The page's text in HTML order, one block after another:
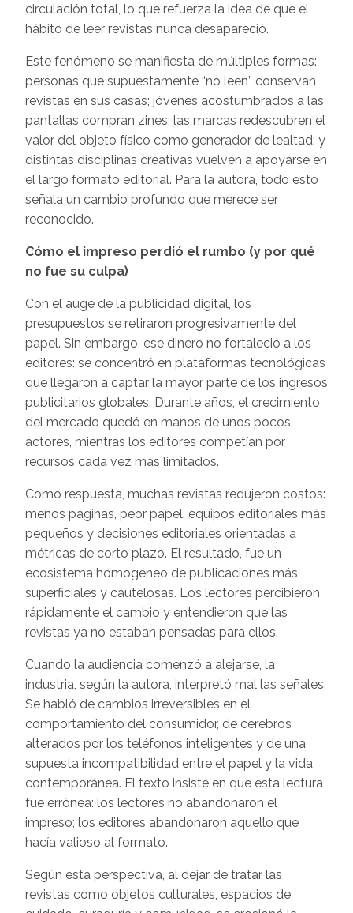
circulación total, lo que refuerza la idea de que el
hábito de leer revistas nunca desapareció.
Este fenómeno se manifiesta de múltiples formas:
personas que supuestamente “no leen” conservan
revistas en sus casas; jóvenes acostumbrados a las
pantallas compran zines; las marcas redescubren el
valor del objeto físico como generador de lealtad; y
distintas disciplinas creativas vuelven a apoyarse en
el largo formato editorial. Para la autora, todo esto
señala un cambio profundo que merece ser
reconocido.
Cómo el impreso perdió el rumbo (y por qué
no fue su culpa)
Con el auge de la publicidad digital, los
presupuestos se retiraron progresivamente del
papel. Sin embargo, ese dinero no fortaleció a los
editores: se concentró en plataformas tecnológicas
que llegaron a captar la mayor parte de los ingresos
publicitarios globales. Durante años, el crecimiento
del mercado quedó en manos de unos pocos
actores, mientras los editores competían por
recursos cada vez más limitados.
Como respuesta, muchas revistas redujeron costos:
menos páginas, peor papel, equipos editoriales más
pequeños y decisiones editoriales orientadas a
métricas de corto plazo. El resultado, fue un
ecosistema homogéneo de publicaciones más
superficiales y cautelosas. Los lectores percibieron
rápidamente el cambio y entendieron que las
revistas ya no estaban pensadas para ellos.
Cuando la audiencia comenzó a alejarse, la
industria, según la autora, interpretó mal las señales.
Se habló de cambios irreversibles en el
comportamiento del consumidor, de cerebros
alterados por los teléfonos inteligentes y de una
supuesta incompatibilidad entre el papel y la vida
contemporánea. El texto insiste en que esta lectura
fue errónea: los lectores no abandonaron el
impreso; los editores abandonaron aquello que
hacía valioso al formato.
Según esta perspectiva, al dejar de tratar las
revistas como objetos culturales, espacios de